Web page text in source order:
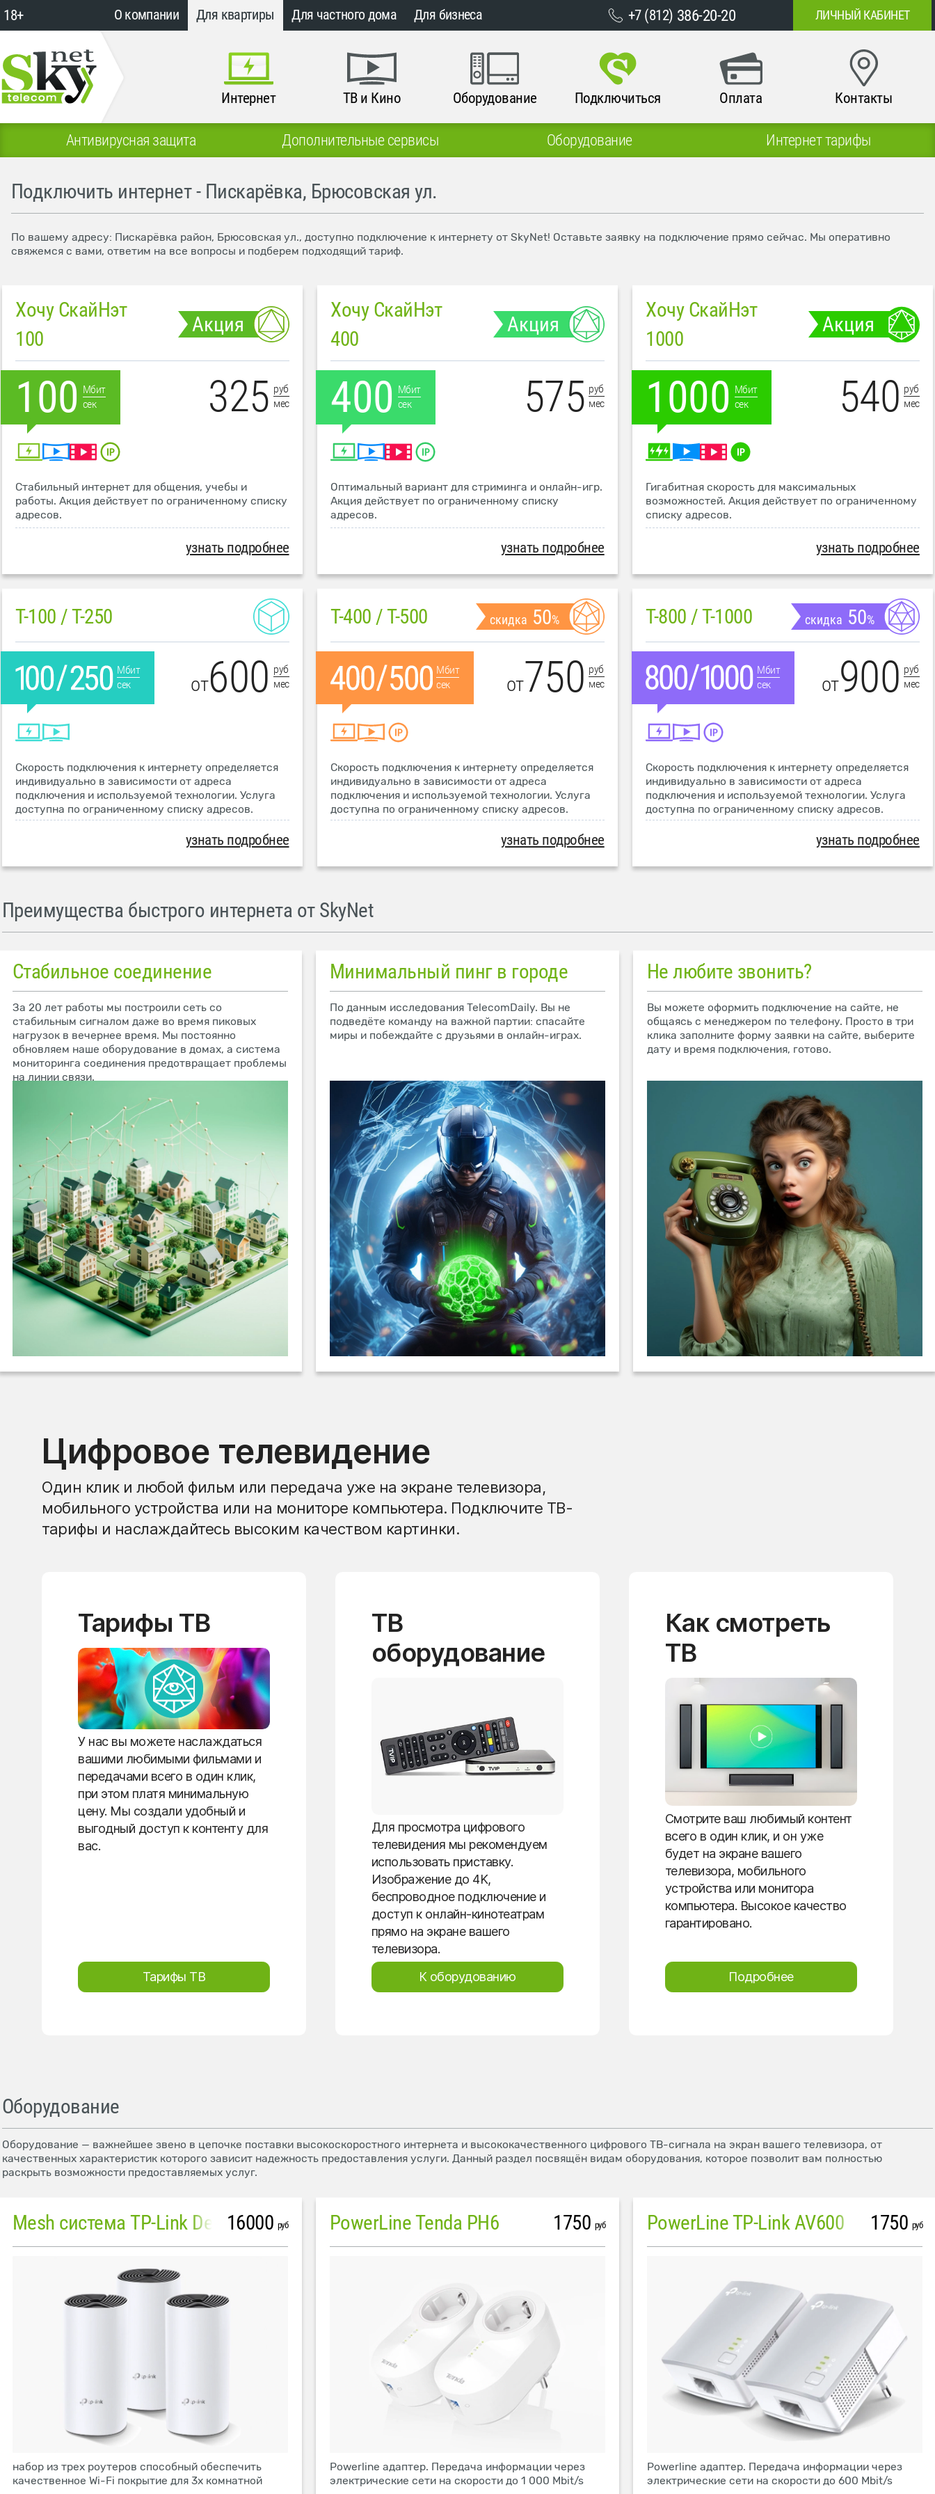
18+ О компании Для квартиры Для частного дома Для бизнеса +7 (812) 386-20-20 ЛИЧНЫЙ КАБИНЕТ
Интернет ТВ и Кино Оборудование Подключиться Оплата Контакты
Антивирусная защита Дополнительные сервисы Оборудование Интернет тарифы
Подключить интернет - Пискарёвка, Брюсовская ул.
По вашему адресу: Пискарёвка район, Брюсовская ул., доступно подключение к интернету от SkyNet! Оставьте заявку на подключение прямо сейчас. Мы оперативно
свяжемся с вами, ответим на все вопросы и подберем подходящий тариф.
Хочу СкайНэт
100
Акция
100 Мбит
сек
325 руб
мес
Стабильный интернет для общения, учебы и
работы. Акция действует по ограниченному списку
адресов.
узнать подробнее
Хочу СкайНэт
400
Акция
400 Мбит
сек
575 руб
мес
Оптимальный вариант для стриминга и онлайн-игр.
Акция действует по ограниченному списку
адресов.
узнать подробнее
Хочу СкайНэт
1000
Акция
1000 Мбит
сек
540 руб
мес
Гигабитная скорость для максимальных
возможностей. Акция действует по ограниченному
списку адресов.
узнать подробнее
T-100 / T-250
Мбит
сек
от600 руб
мес
Скорость подключения к интернету определяется
индивидуально в зависимости от адреса
подключения и используемой технологии. Услуга
доступна по ограниченному списку адресов.
узнать подробнее
T-400 / T-500 скидка 50%
Мбит
сек
от750 руб
мес
Скорость подключения к интернету определяется
индивидуально в зависимости от адреса
подключения и используемой технологии. Услуга
доступна по ограниченному списку адресов.
узнать подробнее
T-800 / T-1000 скидка 50%
Мбит
сек
от900 руб
мес
Скорость подключения к интернету определяется
индивидуально в зависимости от адреса
подключения и используемой технологии. Услуга
доступна по ограниченному списку адресов.
узнать подробнее
Преимущества быстрого интернета от SkyNet
Стабильное соединение
За 20 лет работы мы построили сеть со
стабильным сигналом даже во время пиковых
нагрузок в вечернее время. Мы постоянно
обновляем наше оборудование в домах, а система
мониторинга соединения предотвращает проблемы
на линии связи.
Минимальный пинг в городе
По данным исследования TelecomDaily. Вы не
подведёте команду на важной партии: спасайте
миры и побеждайте с друзьями в онлайн-играх.
Не любите звонить?
Вы можете оформить подключение на сайте, не
общаясь с менеджером по телефону. Просто в три
клика заполните форму заявки на сайте, выберите
дату и время подключения, готово.
Цифровое телевидение
Один клик и любой фильм или передача уже на экране телевизора,
мобильного устройства или на мониторе компьютера. Подключите ТВ-
тарифы и наслаждайтесь высоким качеством картинки.
Тарифы ТВ
У нас вы можете наслаждаться
вашими любимыми фильмами и
передачами всего в один клик,
при этом платя минимальную
цену. Мы создали удобный и
выгодный доступ к контенту для
вас.
Тарифы ТВ
ТВ
оборудование
Для просмотра цифрового
телевидения мы рекомендуем
использовать приставку.
Изображение до 4K,
беспроводное подключение и
доступ к онлайн-кинотеатрам
прямо на экране вашего
телевизора.
К оборудованию
Как смотреть
ТВ
Смотрите ваш любимый контент
всего в один клик, и он уже
будет на экране вашего
телевизора, мобильного
устройства или монитора
компьютера. Высокое качество
гарантировано.
Подробнее
Оборудование
Оборудование — важнейшее звено в цепочке поставки высокоскоростного интернета и высококачественного цифрового ТВ-сигнала на экран вашего телевизора, от
качественных характеристик которого зависит надежность предоставления услуги. Данный раздел посвящён видам оборудования, которое позволит вам полностью
раскрыть возможности предоставляемых услуг.
Mesh система TP-Link Deco M4 (3 устройства)
16000 руб
набор из трех роутеров способный обеспечить
качественное Wi-Fi покрытие для 3х комнатной
PowerLine Tenda PH6 1750 руб
Powerline адаптер. Передача информации через
электрические сети на скорости до 1 000 Mbit/s
PowerLine TP-Link AV600 1750 руб
Powerline адаптер. Передача информации через
электрические сети на скорости до 600 Mbit/s